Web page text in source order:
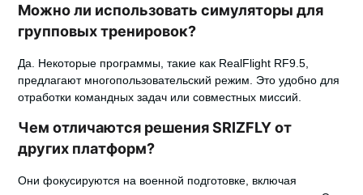
Можно ли использовать симуляторы для
групповых тренировок?
Да. Некоторые программы, такие как RealFlight RF9.5,
предлагают многопользовательский режим. Это удобно для
отработки командных задач или совместных миссий.
Чем отличаются решения SRIZFLY от
других платформ?
Они фокусируются на военной подготовке, включая